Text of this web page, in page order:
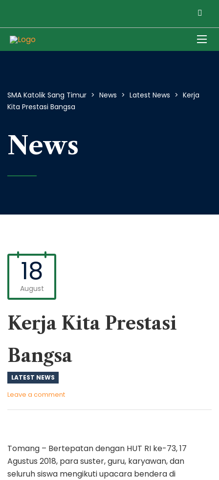
SMA Katolik Sang Timur > News > Latest News > Kerja
Kita Prestasi Bangsa
News
18
August
Kerja Kita Prestasi
Bangsa
LATEST NEWS
Leave a comment
Tomang – Bertepatan dengan HUT RI ke-73, 17
Agustus 2018, para suster, guru, karyawan, dan
seluruh siswa mengikuti upacara bendera di